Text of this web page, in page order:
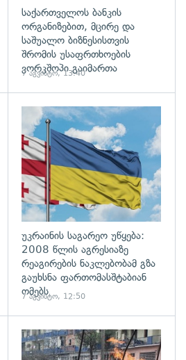
საქართველოს ბანკის
ორგანიზებით, მცირე და
საშუალო ბიზნესისთვის
შრომის უსაფრთხოების
ვორკშოპი გაიმართა
7 აგვისტო, 13:40
უკრაინის საგარეო უწყება:
2008 წლის აგრესიაზე
რეაგირების ნაკლებობამ გზა
გაუხსნა ფართომასშტაბიან
ომებს
7 აგვისტო, 12:50
გადახედვა